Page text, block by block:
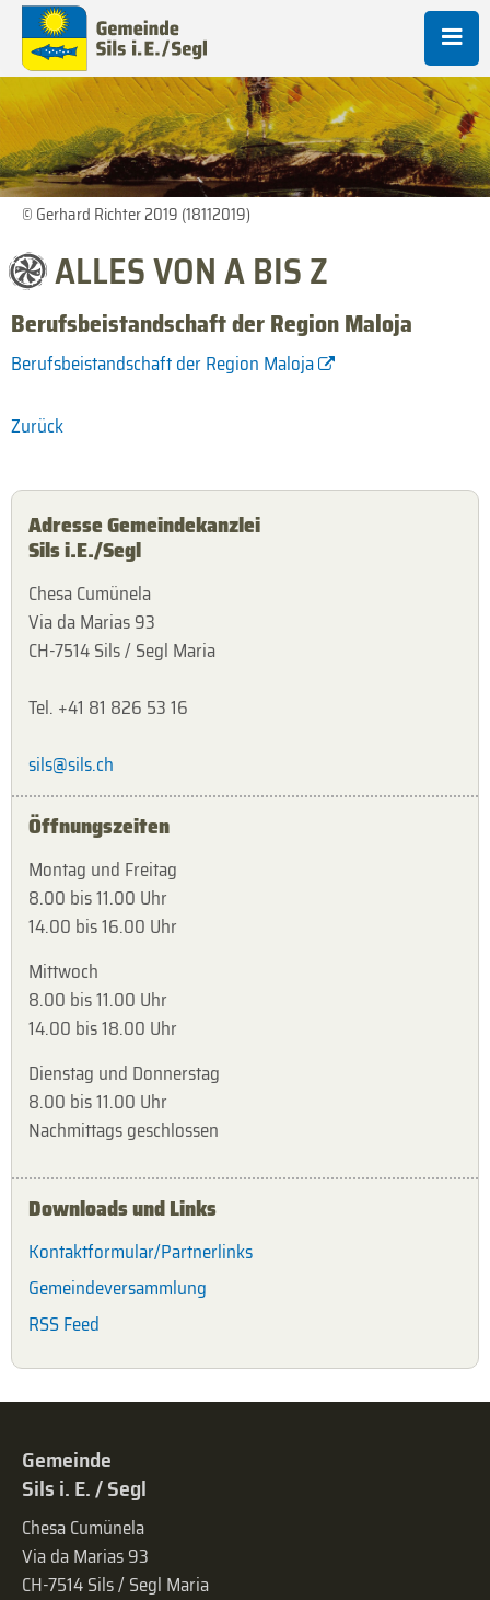
© Gerhard Richter 2019 (18112019)
ALLES VON A BIS Z
Berufsbeistandschaft der Region Maloja
Berufsbeistandschaft der Region Maloja
Zurück
Adresse Gemeindekanzlei
Sils i.E./Segl
Chesa Cumünela
Via da Marias 93
CH-7514 Sils / Segl Maria
Tel. +41 81 826 53 16
sils@sils.ch
Öffnungszeiten
Montag und Freitag
8.00 bis 11.00 Uhr
14.00 bis 16.00 Uhr
Mittwoch
8.00 bis 11.00 Uhr
14.00 bis 18.00 Uhr
Dienstag und Donnerstag
8.00 bis 11.00 Uhr
Nachmittags geschlossen
Downloads und Links
Kontaktformular/Partnerlinks
Gemeindeversammlung
RSS Feed
Gemeinde
Sils i. E. / Segl
Chesa Cumünela
Via da Marias 93
CH-7514 Sils / Segl Maria